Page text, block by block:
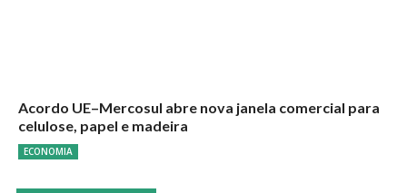
Acordo UE–Mercosul abre nova janela comercial para
celulose, papel e madeira
ECONOMIA